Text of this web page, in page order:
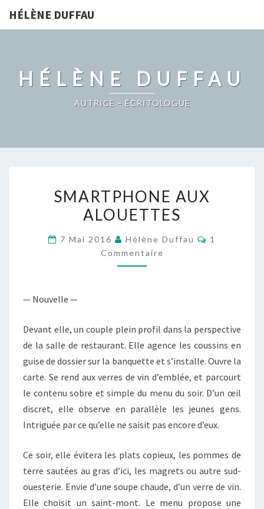
HÉLÈNE DUFFAU
HÉLÈNE DUFFAU
AUTRICE – ÉCRITOLOGUE
AUX
ALOUETTES
SMARTPHONE AUX
ALOUETTES
7 Mai 2016 Hélène Duffau
1
Commentaire
— Nouvelle —
Devant elle, un couple plein profil dans la perspective
de la salle de restaurant. Elle agence les coussins en
guise de dossier sur la banquette et s’installe. Ouvre la
carte. Se rend aux verres de vin d’emblée, et parcourt
le contenu sobre et simple du menu du soir. D’un œil
discret, elle observe en parallèle les jeunes gens.
Intriguée par ce qu’elle ne saisit pas encore d’eux.
Ce soir, elle évitera les plats copieux, les pommes de
terre sautées au gras d’ici, les magrets ou autre sud-
ouesterie. Envie d’une soupe chaude, d’un verre de vin.
Elle choisit un saint-mont. Le menu propose une